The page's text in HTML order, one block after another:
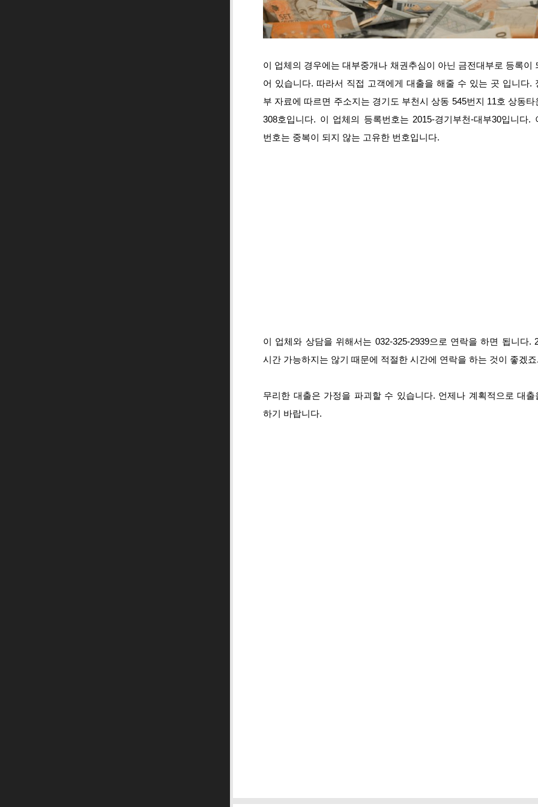
이 업체의 경우에는 대부중개나 채권추심이 아닌 금전대부로 등록이
어 있습니다. 따라서 직접 고객에게 대출을 해줄 수 있는 곳 입니다.
부 자료에 따르면 주소지는 경기도 부천시 상동 545번지 11호 상동타
308호입니다. 이 업체의 등록번호는 2015-경기부천-대부30입니다.
번호는 중복이 되지 않는 고유한 번호입니다.
이 업체와 상담을 위해서는 032-325-2939으로 연락을 하면 됩니다.
시간 가능하지는 않기 때문에 적절한 시간에 연락을 하는 것이 좋겠죠.
무리한 대출은 가정을 파괴할 수 있습니다. 언제나 계획적으로 대출
하기 바랍니다.